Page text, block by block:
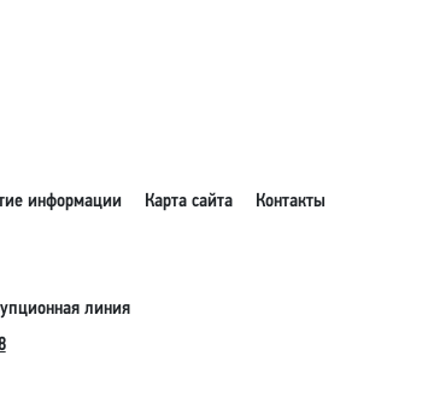
информации Карта сайта Контакты
линия